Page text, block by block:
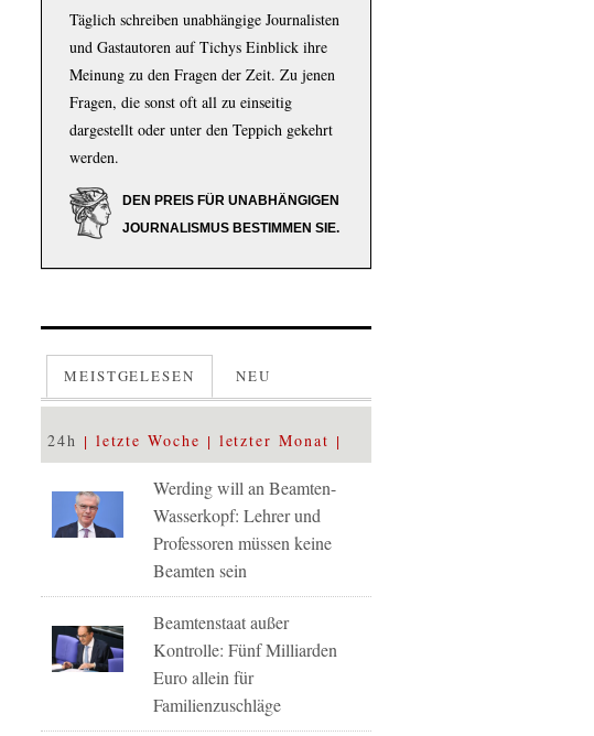
Täglich schreiben unabhängige Journalisten
und Gastautoren auf Tichys Einblick ihre
Meinung zu den Fragen der Zeit. Zu jenen
Fragen, die sonst oft all zu einseitig
dargestellt oder unter den Teppich gekehrt
werden.
DEN PREIS FÜR UNABHÄNGIGEN
JOURNALISMUS BESTIMMEN SIE.
MEISTGELESEN NEU
24h letzte Woche letzter Monat
Werding will an Beamten-
Wasserkopf: Lehrer und
Professoren müssen keine
Beamten sein
Beamtenstaat außer
Kontrolle: Fünf Milliarden
Euro allein für
Familienzuschläge